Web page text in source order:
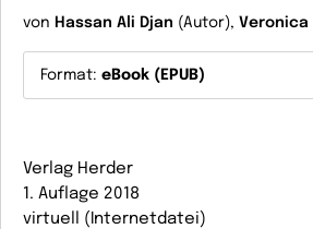
von Hassan Ali Djan (Autor), Veronica
Format: eBook (EPUB)
Verlag Herder
1. Auflage 2018
virtuell (Internetdatei)